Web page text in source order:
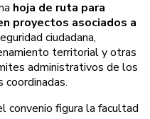
hoja de ruta para
proyectos asociados a
ciudadana,
territorial y otras
administrativos de los
coordinadas.
convenio figura la facultad